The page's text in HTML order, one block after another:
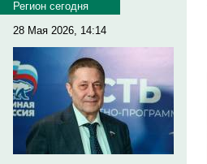
Регион сегодня
28 Мая 2026, 14:14